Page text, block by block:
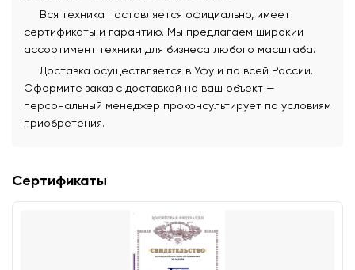
Вся техника поставляется официально, имеет
сертификаты и гарантию. Мы предлагаем широкий
ассортимент техники для бизнеса любого масштаба.
Доставка осуществляется в Уфу и по всей России.
Оформите заказ с доставкой на ваш объект —
персональный менеджер проконсультирует по условиям
приобретения.
Сертификаты